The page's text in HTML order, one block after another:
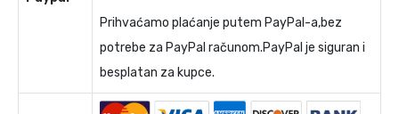
Prihvaćamo plaćanje putem PayPal-a,bez
potrebe za PayPal računom.PayPal je siguran i
besplatan za kupce.